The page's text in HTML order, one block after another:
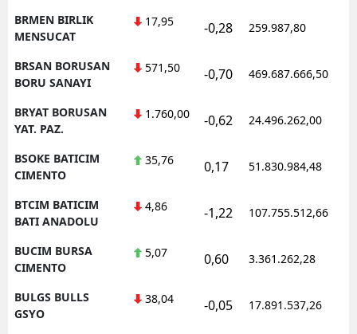
BRMEN BIRLIK
MENSUCAT
17,95 -0,28 259.987,80
BRSAN BORUSAN
BORU SANAYI
571,50 -0,70 469.687.666,50
BRYAT BORUSAN
YAT. PAZ.
1.760,00 -0,62 24.496.262,00
BSOKE BATICIM
CIMENTO
35,76 0,17 51.830.984,48
BTCIM BATICIM
BATI ANADOLU
4,86 -1,22 107.755.512,66
BUCIM BURSA
CIMENTO
5,07 0,60 3.361.262,28
BULGS BULLS
GSYO
38,04 -0,05 17.891.537,26